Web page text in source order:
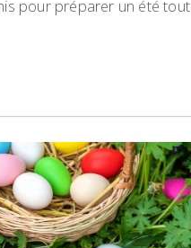
pour préparer un été